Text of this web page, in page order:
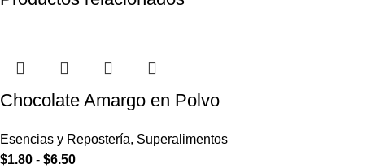
Chocolate Amargo en Polvo
Esencias y Repostería, Superalimentos
$1.80 - $6.50